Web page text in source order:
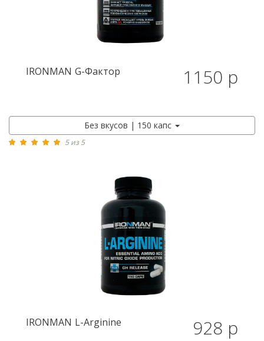
IRONMAN G-Фактор 1150 р
Без вкусов | 150 капс
5 из 5
IRONMAN L-Arginine 928 р